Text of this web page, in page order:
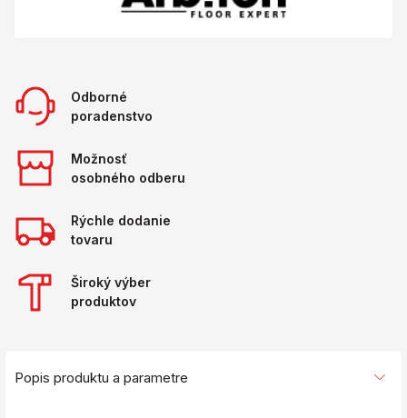
Odborné
poradenstvo
Možnosť
osobného odberu
Rýchle dodanie
tovaru
Široký výber
produktov
Popis produktu a parametre